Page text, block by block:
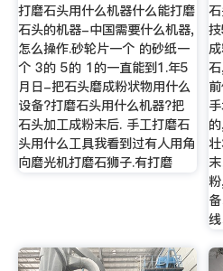
打磨石头用什么机器什么能打磨
石头的机器-中国需要什么机器,
怎么操作.砂轮片一个 的砂纸一
个 3的 5的 1的一直能到1.年5
月日-把石头磨成粉状物用什么
设备?打磨石头用什么机器?把
石头加工成粉末后. 手工打磨石
头用什么工具我看到过有人用角
向磨光机打磨石狮子.有打磨